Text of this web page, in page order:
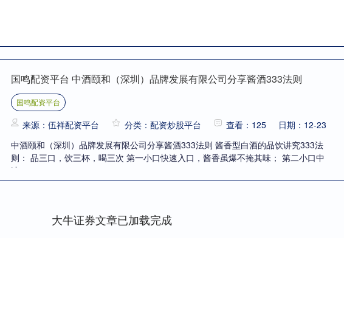
国鸣配资平台 中酒颐和（深圳）品牌发展有限公司分享酱酒333法则
国鸣配资平台
来源：伍祥配资平台 分类：配资炒股平台 查看：125
日期：12-23
中酒颐和（深圳）品牌发展有限公司分享酱酒333法则 酱香型白酒的品饮讲究333法
则： 品三口，饮三杯，喝三次 第一小口快速入口，酱香虽爆不掩其味； 第二小口中
速....
大牛证券文章已加载完成